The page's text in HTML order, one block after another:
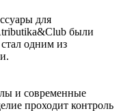
для
были
одним из
и современные
проходит контроль